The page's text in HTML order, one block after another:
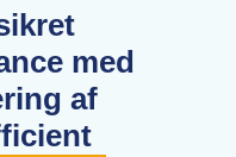
med
af